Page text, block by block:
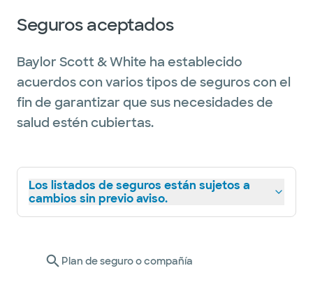
Seguros aceptados
Baylor Scott & White ha establecido
acuerdos con varios tipos de seguros con el
fin de garantizar que sus necesidades de
salud estén cubiertas.
Los listados de seguros están sujetos a
cambios sin previo aviso.
Plan de seguro o compañía